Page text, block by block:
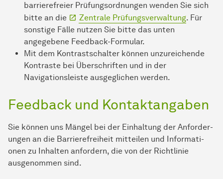
barrierefreier Prüfungsordnungen wenden Sie sich
bitte an die
Zentrale Prüfungsverwaltung. Für
sonstige Fälle nutzen Sie bitte das unten
angegebene Feedback-Formular.
Mit dem Kontrastschalter können unzureichende
Kontraste bei Überschriften und in der
Navigationsleiste ausgeglichen werden.
Feedback und Kontaktangaben
Sie können uns Mängel bei der Einhaltung der An­for­der­
ungen an die Barrierefreiheit mitteilen und In­for­ma­ti­
onen zu Inhalten anfordern, die von der Richtlinie
ausgenommen sind.